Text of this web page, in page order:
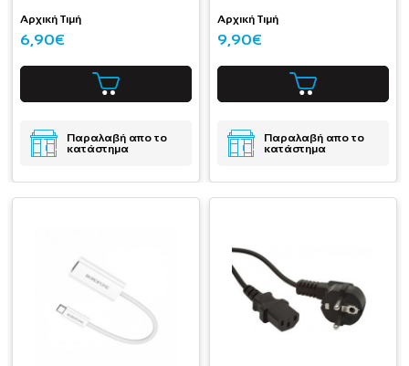
Αρχική Τιμή
6,90€
Παραλαβή απο το
κατάστημα
Αρχική Τιμή
9,90€
Παραλαβή απο το
κατάστημα